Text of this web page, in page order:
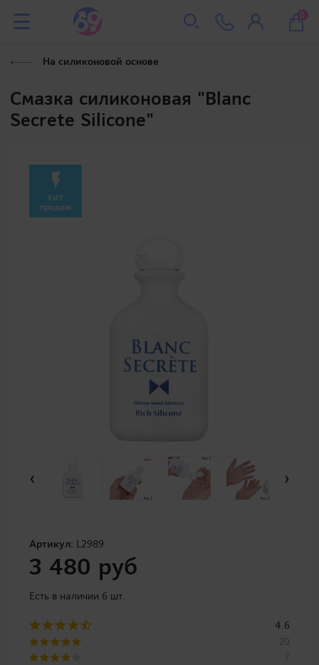
0
На силиконовой основе
Смазка силиконовая "Blanc
Secrete Silicone"
‹ ›
Артикул: L2989
3 480 руб
Есть в наличии 6 шт.
4.6
20
7